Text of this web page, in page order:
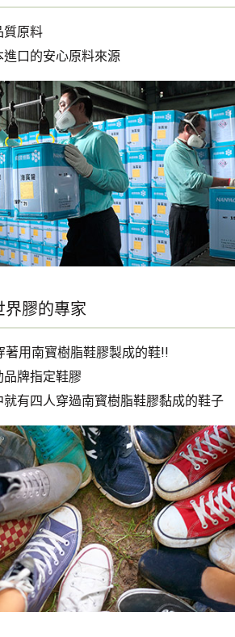
質原料
口的安心原料來源
界膠的專家
著用南寳樹脂鞋膠製成的鞋!!
牌指定鞋膠
有四人穿過南寳樹脂鞋膠黏成的鞋子